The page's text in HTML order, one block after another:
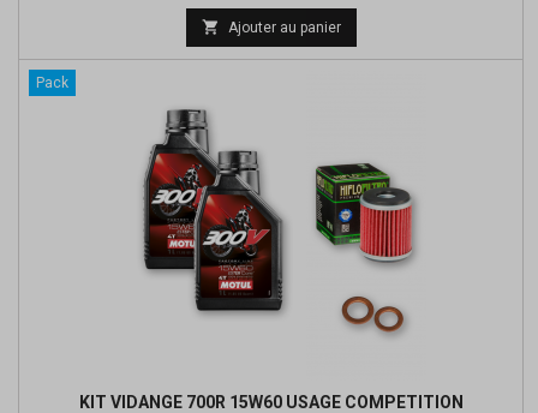
base
 Ajouter au panier
Pack
KIT VIDANGE 700R 15W60 USAGE COMPETITION